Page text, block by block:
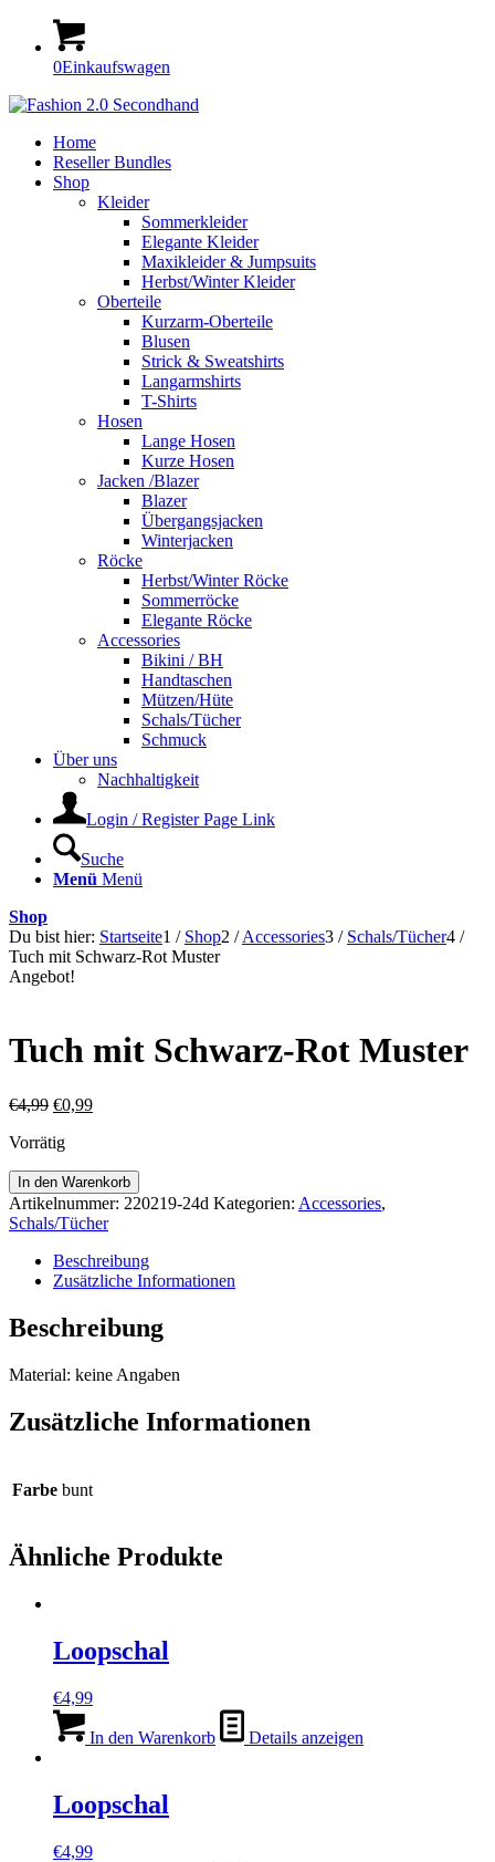
0Einkaufswagen
Home
Reseller Bundles
Shop
Kleider
Sommerkleider
Elegante Kleider
Maxikleider & Jumpsuits
Herbst/Winter Kleider
Oberteile
Kurzarm-Oberteile
Blusen
Strick & Sweatshirts
Langarmshirts
T-Shirts
Hosen
Lange Hosen
Kurze Hosen
Jacken /Blazer
Blazer
Übergangsjacken
Winterjacken
Röcke
Herbst/Winter Röcke
Sommerröcke
Elegante Röcke
Accessories
Bikini / BH
Handtaschen
Mützen/Hüte
Schals/Tücher
Schmuck
Über uns
Nachhaltigkeit
Login / Register Page Link
Suche
Menü Menü
Shop
Du bist hier: Startseite1 / Shop2 / Accessories3 / Schals/Tücher4 /
Tuch mit Schwarz-Rot Muster
Angebot!
Tuch mit Schwarz-Rot Muster
€4,99 Ursprünglicher
war:
€0,99Aktueller
Vorrätig
Tuch
mit
Schwarz-
Muster
Menge
In den Warenkorb
Artikelnummer: 220219-24d Kategorien: Accessories,
Schals/Tücher
Beschreibung
Zusätzliche Informationen
Beschreibung
Material: keine Angaben
Zusätzliche Informationen
Farbe bunt
Ähnliche Produkte
Loopschal
€4,99
In den Warenkorb Details anzeigen
Loopschal
€4,99